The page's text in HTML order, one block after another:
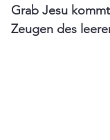
Grab Jesu
Zeugen des